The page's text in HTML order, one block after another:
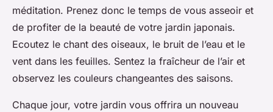
méditation. Prenez donc le temps de vous asseoir et
de profiter de la beauté de votre jardin japonais.
Ecoutez le chant des oiseaux, le bruit de l’eau et le
vent dans les feuilles. Sentez la fraîcheur de l’air et
observez les couleurs changeantes des saisons.
Chaque jour, votre jardin vous offrira un nouveau